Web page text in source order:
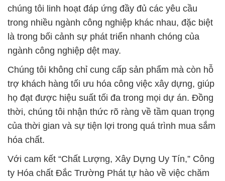
chúng tôi linh hoạt đáp ứng đầy đủ các yêu cầu
trong nhiều ngành công nghiệp khác nhau, đặc biệt
là trong bối cảnh sự phát triển nhanh chóng của
ngành công nghiệp dệt may.
Chúng tôi không chỉ cung cấp sản phẩm mà còn hỗ
trợ khách hàng tối ưu hóa công việc xây dựng, giúp
họ đạt được hiệu suất tối đa trong mọi dự án. Đồng
thời, chúng tôi nhận thức rõ ràng về tầm quan trọng
của thời gian và sự tiện lợi trong quá trình mua sắm
hóa chất.
Với cam kết “Chất Lượng, Xây Dựng Uy Tín,” Công
ty Hóa chất Đắc Trường Phát tự hào về việc chăm